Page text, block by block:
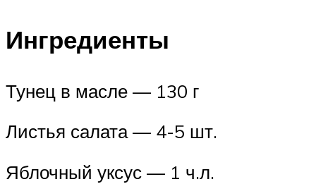
Ингредиенты
Тунец в масле — 130 г
Листья салата — 4-5 шт.
Яблочный уксус — 1 ч.л.